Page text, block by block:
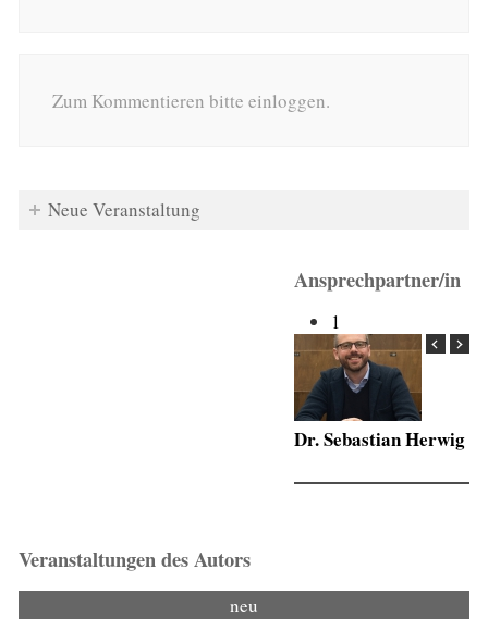
Zum Kommentieren bitte einloggen.
Neue Veranstaltung
Ansprechpartner/in
1
Dr. Sebastian Herwig
Veranstaltungen des Autors
neu